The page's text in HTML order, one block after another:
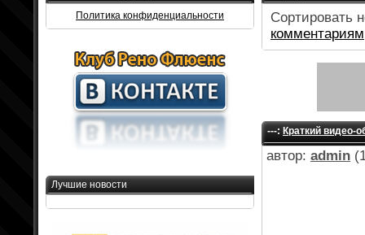
Сортировать
комментариям
---: Краткий видео-
автор: admin
Политика конфиденциальности
Лучшие новости